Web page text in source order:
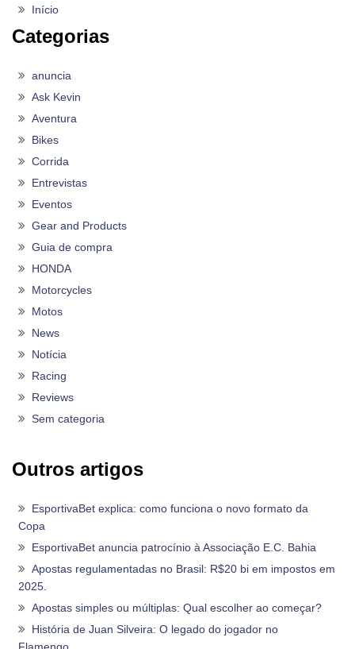
Início
Categorias
anuncia
Ask Kevin
Aventura
Bikes
Corrida
Entrevistas
Eventos
Gear and Products
Guia de compra
HONDA
Motorcycles
Motos
News
Notícia
Racing
Reviews
Sem categoria
Outros artigos
EsportivaBet explica: como funciona o novo formato da
Copa
EsportivaBet anuncia patrocínio à Associação E.C. Bahia
Apostas regulamentadas no Brasil: R$20 bi em impostos em
2025.
Apostas simples ou múltiplas: Qual escolher ao começar?
História de Juan Silveira: O legado do jogador no